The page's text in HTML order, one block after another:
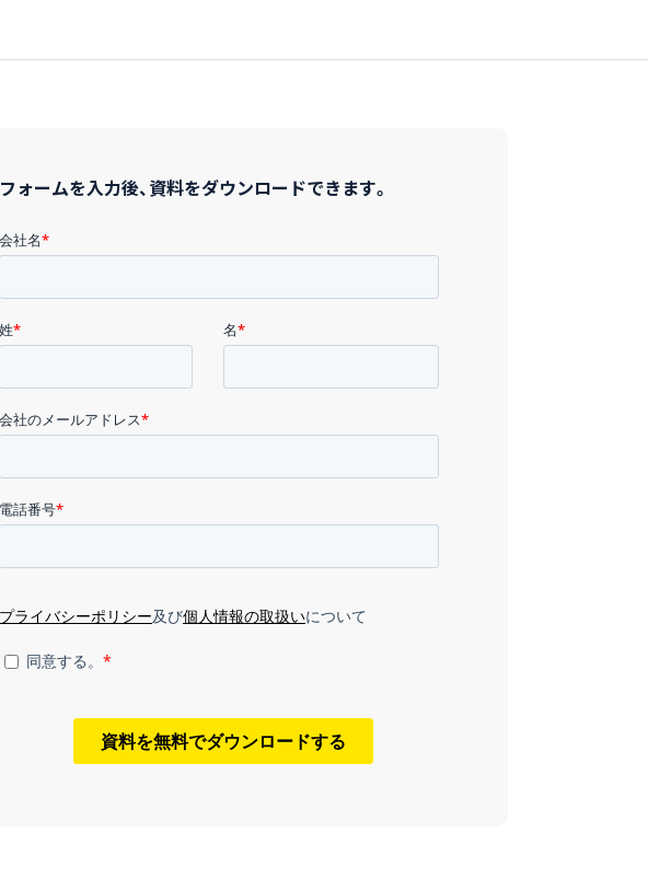
フォームを入力後、資料をダウンロードできます。